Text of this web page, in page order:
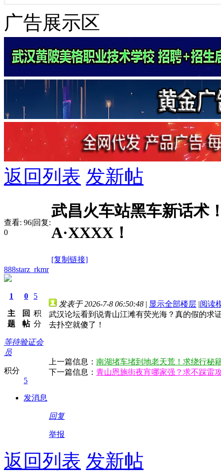
广告展示区
返回列表 发新帖
查看: 96|回复:
0
武昌火车站黑车新话术
A·XXXX！
[复制链接]
888starz_rkmr
1
主
题
0
回
帖
5
积
分
等待验证会
员
积分
5
发消息
发表于 2026-7-8 06:50:48 | 显示全部楼层 |阅读
武汉论坛看到说青山江滩有荧光海？真的假的求
去扑空就傻了！
上一篇信息： 南湖堵车堵到地老天荒！求绕行秘
下一篇信息： 青山恩施街夜宵哪家强？求不踩雷
回复
举报
返回列表 发新帖